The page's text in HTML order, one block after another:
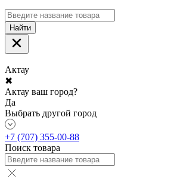
Найти
Актау
✖
Актау ваш город?
Да
Выбрать другой город
+7 (707) 355-00-88
Поиск товара